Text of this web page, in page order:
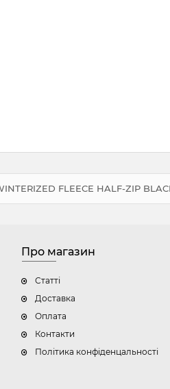
FLEECE HALF-ZIP
Про магазин
Статті
Доставка
Оплата
Контакти
Політика конфіденцальності